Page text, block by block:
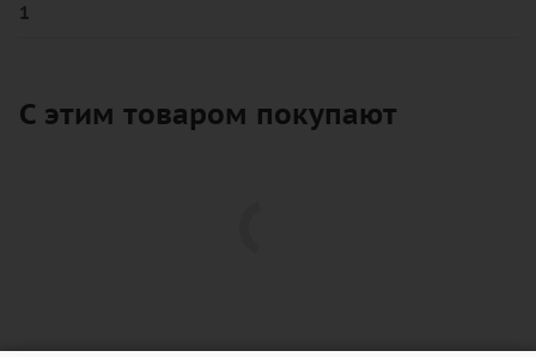
1
С этим товаром покупают